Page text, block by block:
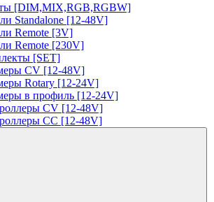
[DIM,MIX,RGB,RGBW]
Standalone [12-48V]
Remote [3V]
Remote [230V]
[SET]
CV [12-48V]
Rotary [12-24V]
в профиль [12-24V]
CV [12-48V]
CC [12-48V]